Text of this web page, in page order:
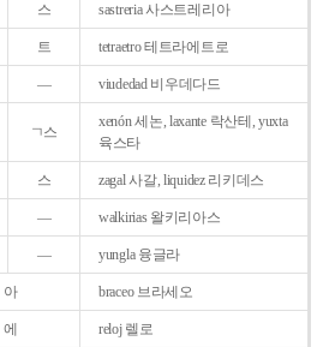
스 sastreria 사스트레리아
트 tetraetro 테트라에트로
― viudedad 비우데다드
ㄱ스
xenón 세논, laxante 락산테, yuxta
육스타
스 zagal 사갈, liquidez 리키데스
― walkirias 왈키리아스
― yungla 융글라
아 braceo 브라세오
에 reloj 렐로